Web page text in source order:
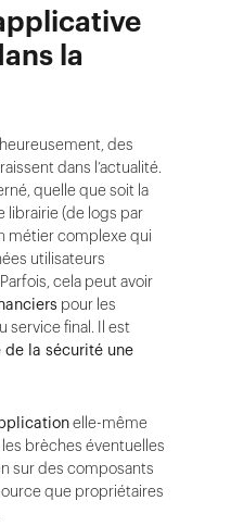
la
des
dans l’actualité.
quelle que soit la
librairie (de logs par
métier complexe qui
utilisateurs
cela peut avoir
pour les
service final. Il est
de la sécurité une
elle-même
brèches éventuelles
sur des composants
que propriétaires